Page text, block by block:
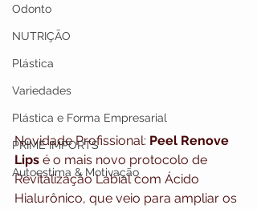
Odonto
NUTRIÇÃO
Plástica
Variedades
Plástica e Forma Empresarial
PRIME IMPORTS
Autoestima & Motivação
Novidade Profissional: Peel Renove
Lips é o mais novo protocolo de
Revitalização Labial com Ácido
Hialurônico, que veio para ampliar os